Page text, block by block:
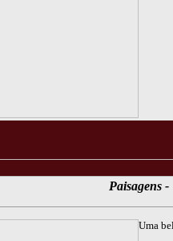
Paisagens
Uma